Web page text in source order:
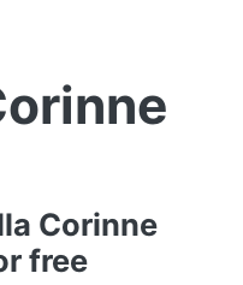
Corinne
free